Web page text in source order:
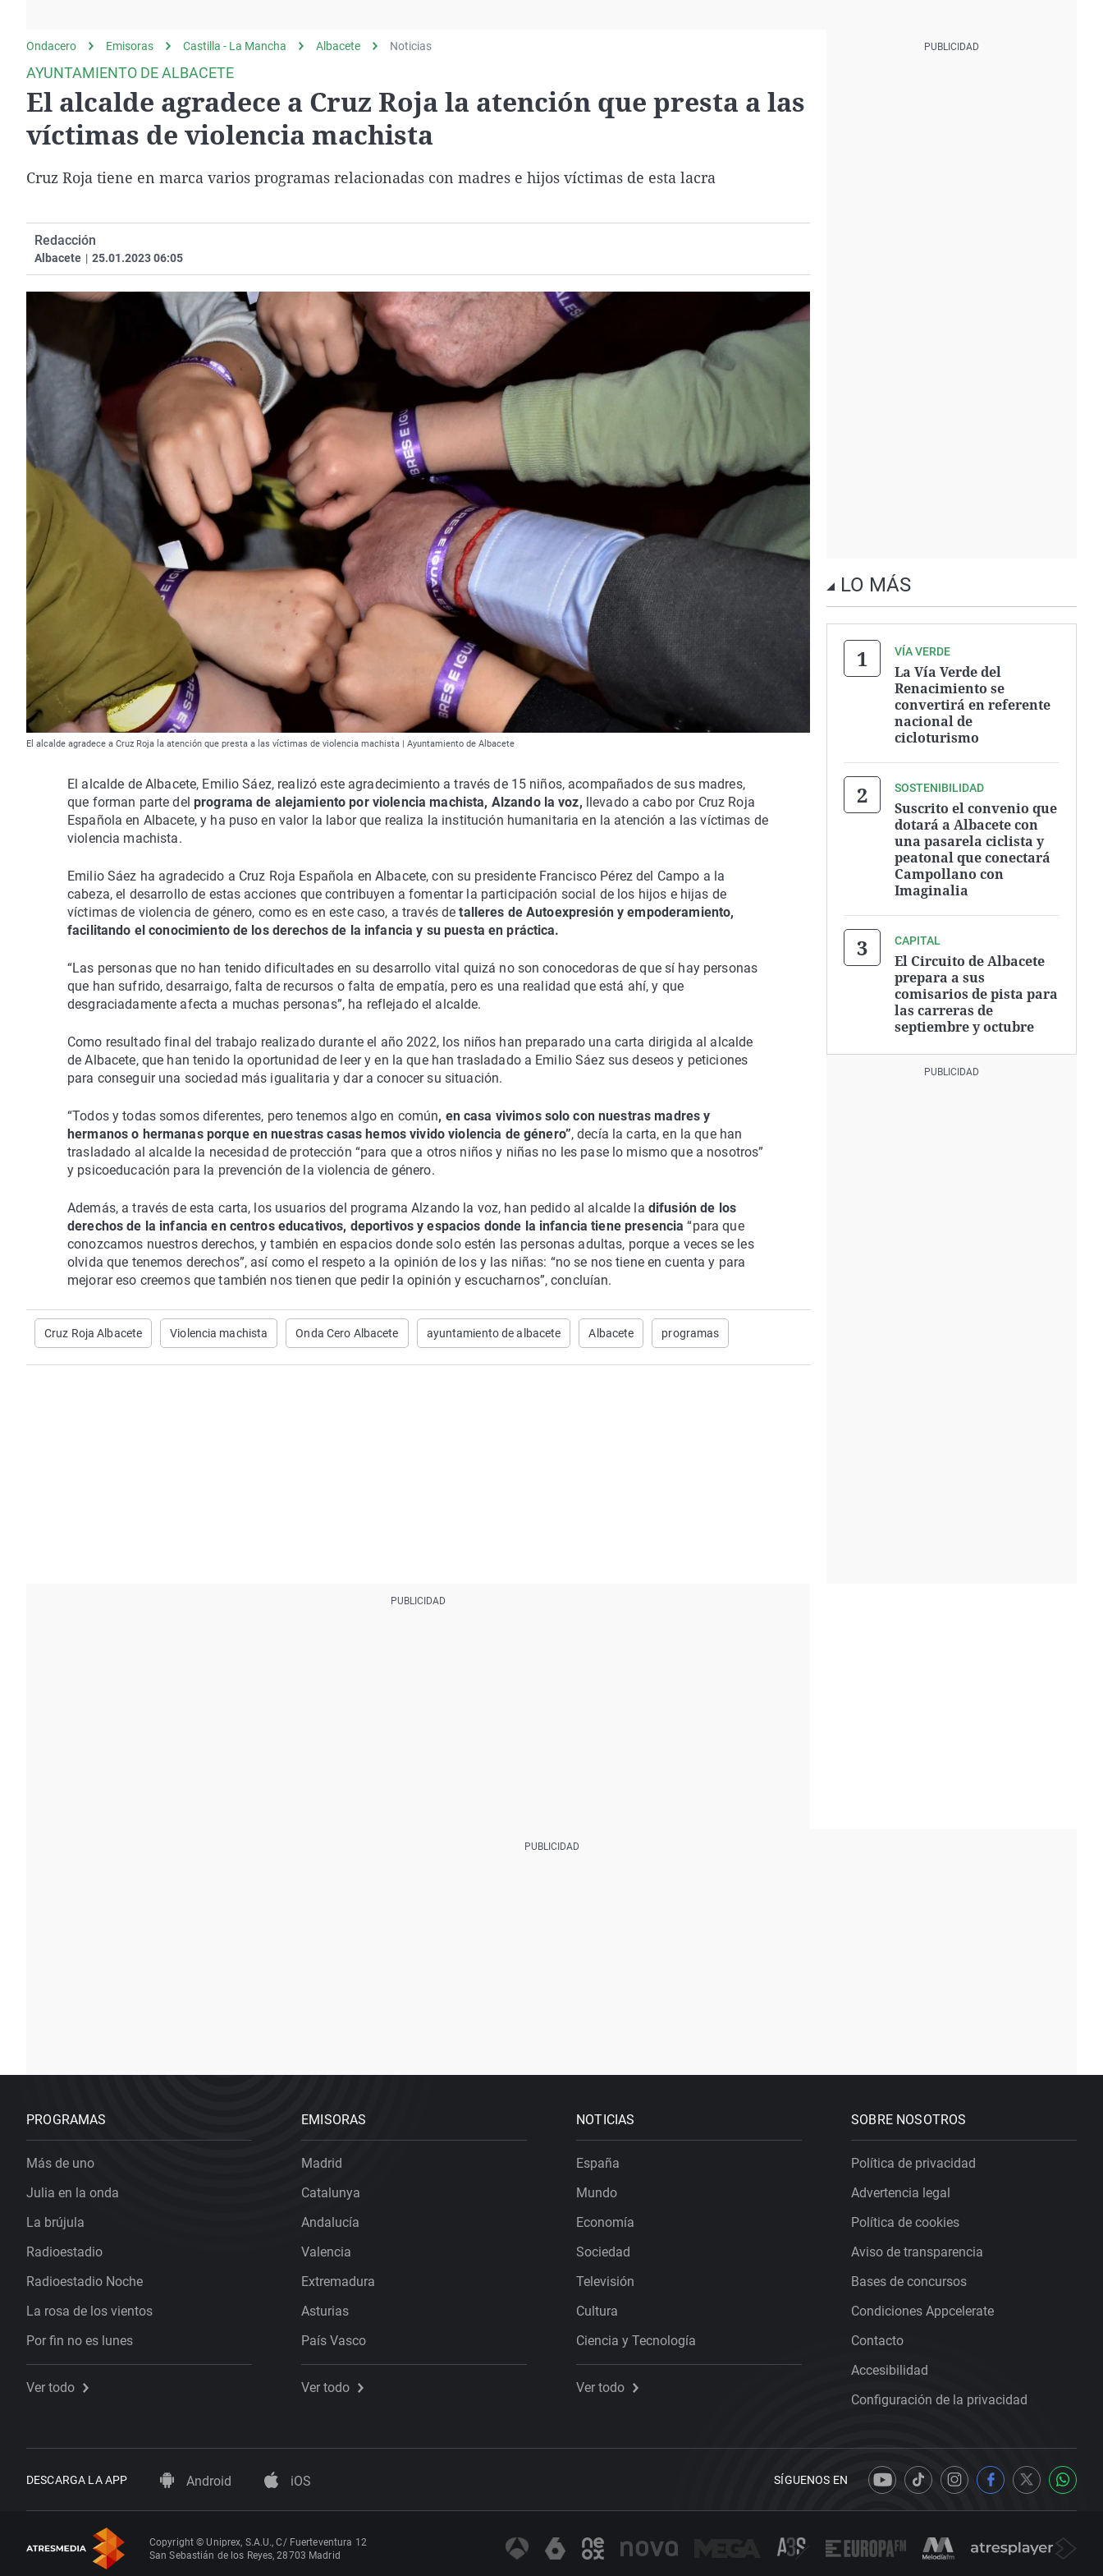
gato
Operación Viuda
Negra
Navarra
Ondacero Emisoras Castilla - La Mancha Albacete Noticias
AYUNTAMIENTO DE ALBACETE
El alcalde agradece a Cruz Roja la atención que presta a las
víctimas de violencia machista
Cruz Roja tiene en marca varios programas relacionadas con madres e hijos víctimas de esta lacra
Redacción
Albacete | 25.01.2023 06:05
El alcalde agradece a Cruz Roja la atención que presta a las víctimas de violencia machista | Ayuntamiento de Albacete
El alcalde de Albacete, Emilio Sáez, realizó este agradecimiento a través de 15 niños, acompañados de sus madres,
que forman parte del programa de alejamiento por violencia machista, Alzando la voz, llevado a cabo por Cruz Roja
Española en Albacete, y ha puso en valor la labor que realiza la institución humanitaria en la atención a las víctimas de
violencia machista.
Emilio Sáez ha agradecido a Cruz Roja Española en Albacete, con su presidente Francisco Pérez del Campo a la
cabeza, el desarrollo de estas acciones que contribuyen a fomentar la participación social de los hijos e hijas de
víctimas de violencia de género, como es en este caso, a través detalleres de Autoexpresión y empoderamiento,
facilitando el conocimiento de los derechos de la infancia y su puesta en práctica.
“Las personas que no han tenido dificultades en su desarrollo vital quizá no son conocedoras de que sí hay personas
que han sufrido, desarraigo, falta de recursos o falta de empatía, pero es una realidad que está ahí, y que
desgraciadamente afecta a muchas personas”, ha reflejado el alcalde.
Como resultado final del trabajo realizado durante el año 2022, los niños han preparado una carta dirigida al alcalde
de Albacete, que han tenido la oportunidad de leer y en la que han trasladado a Emilio Sáez sus deseos y peticiones
para conseguir una sociedad más igualitaria y dar a conocer su situación.
“Todos y todas somos diferentes, pero tenemos algo en común, en casa vivimos solo con nuestras madres y
hermanos o hermanas porque en nuestras casas hemos vivido violencia de género”, decía la carta, en la que han
trasladado al alcalde la necesidad de protección “para que a otros niños y niñas no les pase lo mismo que a nosotros”
y psicoeducación para la prevención de la violencia de género.
Además, a través de esta carta, los usuarios del programa Alzando la voz, han pedido al alcalde la difusión de los
derechos de la infancia en centros educativos, deportivos y espacios donde la infancia tiene presencia “para que
conozcamos nuestros derechos, y también en espacios donde solo estén las personas adultas, porque a veces se les
olvida que tenemos derechos”, así como el respeto a la opinión de los y las niñas: “no se nos tiene en cuenta y para
mejorar eso creemos que también nos tienen que pedir la opinión y escucharnos”, concluían.
Cruz Roja Albacete Violencia machista Onda Cero Albacete ayuntamiento de albacete Albacete programas
LO MÁS
VÍA VERDE
La Vía Verde del
Renacimiento se
convertirá en referente
nacional de
cicloturismo
SOSTENIBILIDAD
Suscrito el convenio que
dotará a Albacete con
una pasarela ciclista y
peatonal que conectará
Campollano con
Imaginalia
CAPITAL
El Circuito de Albacete
prepara a sus
comisarios de pista para
las carreras de
septiembre y octubre
PROGRAMAS
Más de uno
Julia en la onda
La brújula
Radioestadio
Radioestadio Noche
La rosa de los vientos
Por fin no es lunes
Ver todo
EMISORAS
Madrid
Catalunya
Andalucía
Valencia
Extremadura
Asturias
País Vasco
Ver todo
NOTICIAS
España
Mundo
Economía
Sociedad
Televisión
Cultura
Ciencia y Tecnología
Ver todo
SOBRE NOSOTROS
Política de privacidad
Advertencia legal
Política de cookies
Aviso de transparencia
Bases de concursos
Condiciones Appcelerate
Contacto
Accesibilidad
Configuración de la privacidad
DESCARGA LA APP Android iOS SÍGUENOS EN
Copyright © Uniprex, S.A.U., C/ Fuerteventura 12
San Sebastián de los Reyes, 28703 Madrid